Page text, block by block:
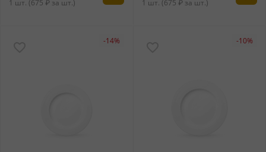
1 шт. (675 ₽ за шт.) 1 шт. (675 ₽ за шт.)
-14% -10%